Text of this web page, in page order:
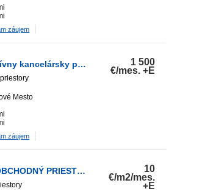
záujem
Na prenájom reprezentatívny kancelársky priestor s balkónom
Mesto
1 500
€/mes. +E
záujem
1.BCR | NOVÉ MESTO | OBCHODNÝ PRIESTOR 76,46 m²
10
€/m2/mes.
+E